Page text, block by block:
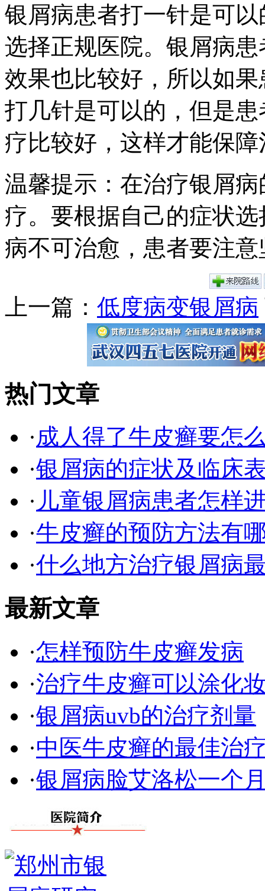
银屑病患者打一针是可
选择正规医院。银屑病
效果也比较好，所以如
打几针是可以的，但是
疗比较好，这样才能保
温馨提示：在治疗银屑
疗。要根据自己的症状
病不可治愈，患者要注
上一篇： 低度病变银屑病
热门文章
·成人得了牛皮癣要怎
·银屑病的症状及临床
· 儿童银屑病患者怎样
·牛皮癣的预防方法有
·什么地方治疗银屑病
最新文章
·怎样预防牛皮癣发病
·治疗牛皮癣可以涂化
·银屑病uvb的治疗剂量
·中医牛皮癣的最佳治
·银屑病脸艾洛松一个